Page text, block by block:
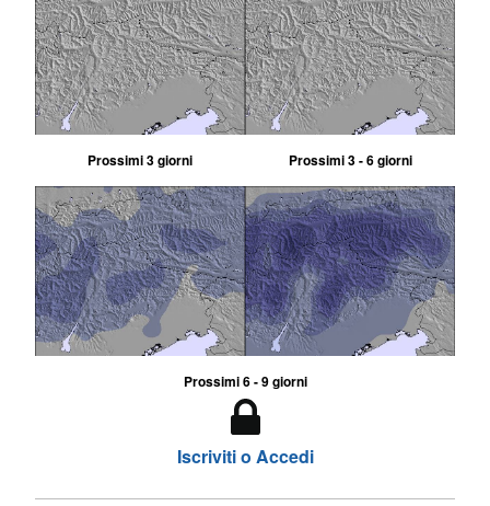
Prossimi 3 giorni Prossimi 3 - 6 giorni
Prossimi 6 - 9 giorni
Iscriviti o Accedi